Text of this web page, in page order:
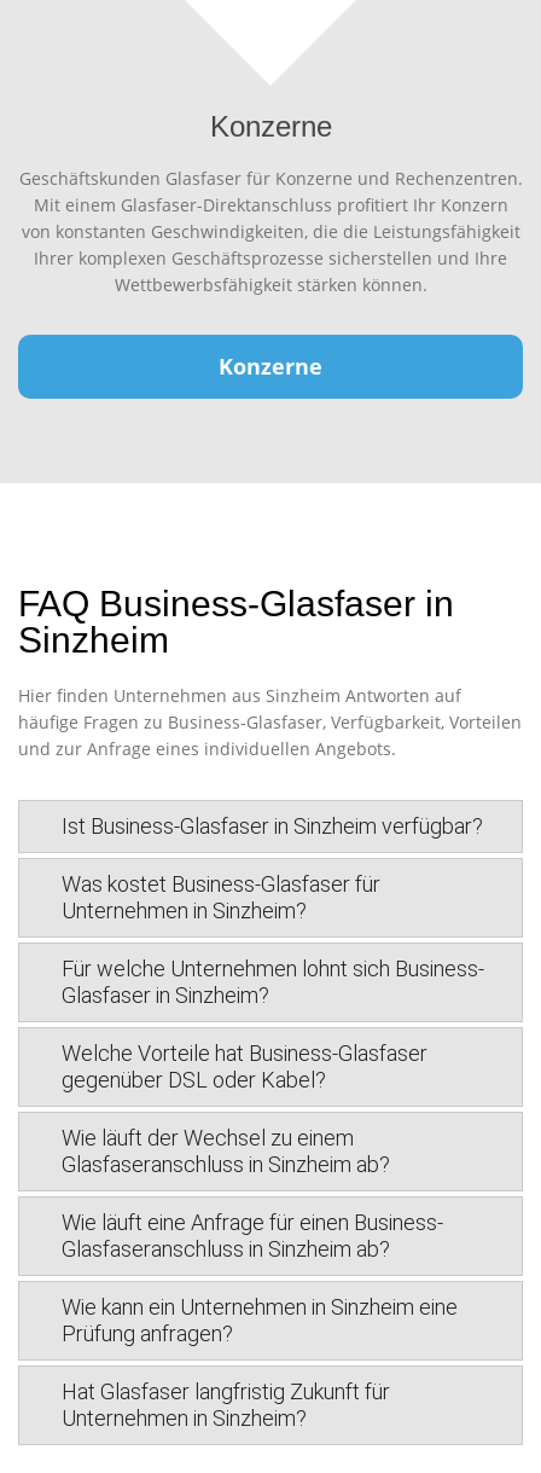
Konzerne
Geschäftskunden Glasfaser für Konzerne und Rechenzentren.
Mit einem Glasfaser-Direktanschluss profitiert Ihr Konzern
von konstanten Geschwindigkeiten, die die Leistungsfähigkeit
Ihrer komplexen Geschäftsprozesse sicherstellen und Ihre
Wettbewerbsfähigkeit stärken können.
Konzerne
FAQ Business-Glasfaser in
Sinzheim
Hier finden Unternehmen aus Sinzheim Antworten auf
häufige Fragen zu Business-Glasfaser, Verfügbarkeit, Vorteilen
und zur Anfrage eines individuellen Angebots.
Ist Business-Glasfaser in Sinzheim verfügbar?
Was kostet Business-Glasfaser für
Unternehmen in Sinzheim?
Für welche Unternehmen lohnt sich Business-
Glasfaser in Sinzheim?
Welche Vorteile hat Business-Glasfaser
gegenüber DSL oder Kabel?
Wie läuft der Wechsel zu einem
Glasfaseranschluss in Sinzheim ab?
Wie läuft eine Anfrage für einen Business-
Glasfaseranschluss in Sinzheim ab?
Wie kann ein Unternehmen in Sinzheim eine
Prüfung anfragen?
Hat Glasfaser langfristig Zukunft für
Unternehmen in Sinzheim?